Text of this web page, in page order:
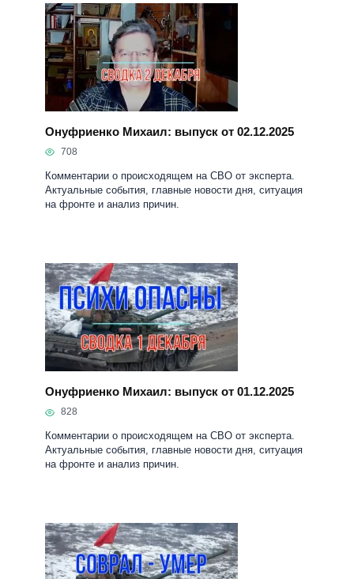
Онуфриенко Михаил: выпуск от 02.12.2025
708
Комментарии о происходящем на СВО от эксперта.
Актуальные события, главные новости дня, ситуация
на фронте и анализ причин.
Онуфриенко Михаил: выпуск от 01.12.2025
828
Комментарии о происходящем на СВО от эксперта.
Актуальные события, главные новости дня, ситуация
на фронте и анализ причин.